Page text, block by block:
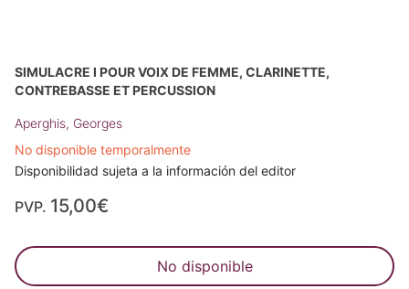
SIMULACRE I POUR VOIX DE FEMME, CLARINETTE,
CONTREBASSE ET PERCUSSION
Aperghis, Georges
No disponible temporalmente
Disponibilidad sujeta a la información del editor
PVP. 15,00€
No disponible